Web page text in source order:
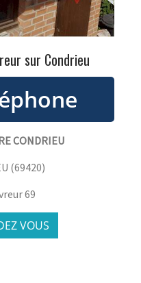
sur Condrieu
CONDRIEU
(69420)
69
VOUS